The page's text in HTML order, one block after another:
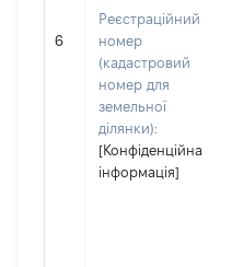
6
Реєстраційний
номер
(кадастровий
номер для
земельної
ділянки):
[Конфіденційна
інформація]